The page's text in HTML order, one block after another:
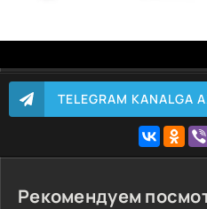
TELEGRAM KANALGA
Рекомендуем